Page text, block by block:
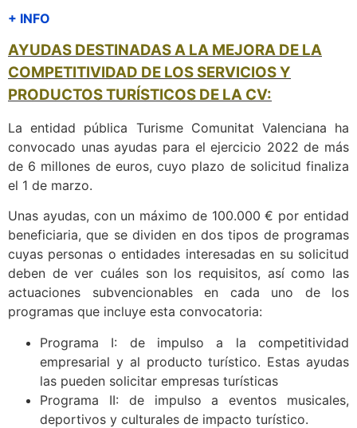
+ INFO
AYUDAS DESTINADAS A LA MEJORA DE LA
COMPETITIVIDAD DE LOS SERVICIOS Y
PRODUCTOS TURÍSTICOS DE LA CV:
La entidad pública Turisme Comunitat Valenciana ha
convocado unas ayudas para el ejercicio 2022 de más
de 6 millones de euros, cuyo plazo de solicitud finaliza
el 1 de marzo.
Unas ayudas, con un máximo de 100.000 € por entidad
beneficiaria, que se dividen en dos tipos de programas
cuyas personas o entidades interesadas en su solicitud
deben de ver cuáles son los requisitos, así como las
actuaciones subvencionables en cada uno de los
programas que incluye esta convocatoria:
Programa I: de impulso a la competitividad
empresarial y al producto turístico. Estas ayudas
las pueden solicitar empresas turísticas
Programa II: de impulso a eventos musicales,
deportivos y culturales de impacto turístico.